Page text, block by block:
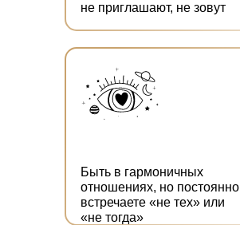
Быть в гармоничных
отношениях, но постоянно
встречаете «не тех» или
«не тогда»
не приглашают, не зовут